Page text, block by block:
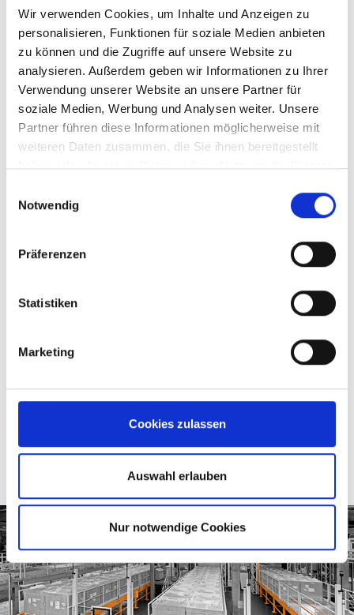
Wir verwenden Cookies, um Inhalte und Anzeigen zu
personalisieren, Funktionen für soziale Medien anbieten
zu können und die Zugriffe auf unsere Website zu
analysieren. Außerdem geben wir Informationen zu Ihrer
Verwendung unserer Website an unsere Partner für
soziale Medien, Werbung und Analysen weiter. Unsere
Partner führen diese Informationen möglicherweise mit
weiteren Daten zusammen, die Sie ihnen bereitgestellt
haben oder die sie im Rahmen Ihrer Nutzung der Dienste
Notwendig
Präferenzen
Statistiken
Marketing
Cookies zulassen
Auswahl erlauben
Nur notwendige Cookies
个装载工位同时运行。 “与手动装载相比，自动装载过
程提高了效率，并防止对产品和车辆造成损坏。 可靠的
装载时间和标准拖车或集装箱的快速填充改善了输出货
物的整体流程，”Emin Ilgat 补充道。
量身定制的输送技术
整体输送系统的概念是由MSK专门开发的，通过与
Envases密切合作，满足现场的要求，包括多种不同种
垂直输送机和移动穿梭小车等，从生产到货物装载在两
层车间全自动运行，托盘可以横向和纵向输送。Emin
流系统的控制，并使用我们的 EMSY软件将其可视化，
这是Envases选择MSK中标的一个关键因素。另一个优
势是，所有的输送机元件都是由MSK自己生产，而不是
从第三方供应商那里购买。完全自主制造避免了整个系
统中潜在的接口问题。输送系统使用优质原料进行生
势。